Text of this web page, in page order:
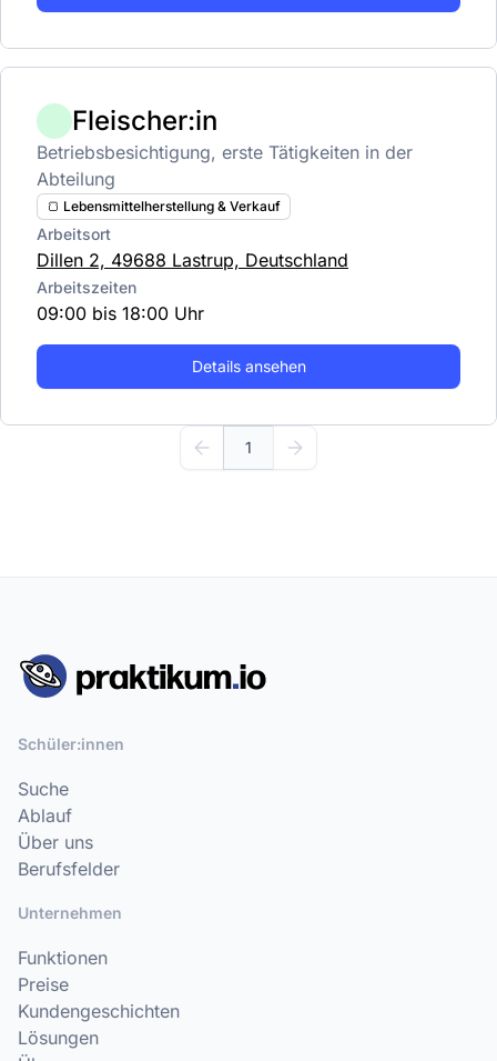
Fleischer:in
Betriebsbesichtigung, erste Tätigkeiten in der
Abteilung
🍞 Lebensmittelherstellung & Verkauf
Arbeitsort
Dillen 2, 49688 Lastrup, Deutschland
Arbeitszeiten
09:00 bis 18:00 Uhr
Details ansehen
1
Schüler:innen
Suche
Ablauf
Über uns
Berufsfelder
Unternehmen
Funktionen
Preise
Kundengeschichten
Lösungen